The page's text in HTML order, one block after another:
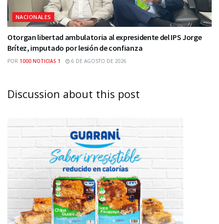
NACIONALES
Otorgan libertad ambulatoria al expresidente del IPS Jorge
Brítez, imputado por lesión de confianza
POR 1000 NOTICIAS 1 6 DE AGOSTO DE 2026
Discussion about this post